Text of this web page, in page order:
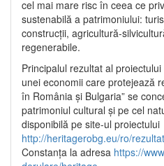
cel mai mare risc în ceea ce
sustenabilă a patrimoniului:
construcții, agricultură-
regenerabile.
Principalul rezultat al
unei economii care protejează
în România și Bulgaria” se
patrimoniul cultural și pe cel
disponibilă pe site-ul proiectului
http://heritagerobg.eu/ro/
Constanța la adresa https://